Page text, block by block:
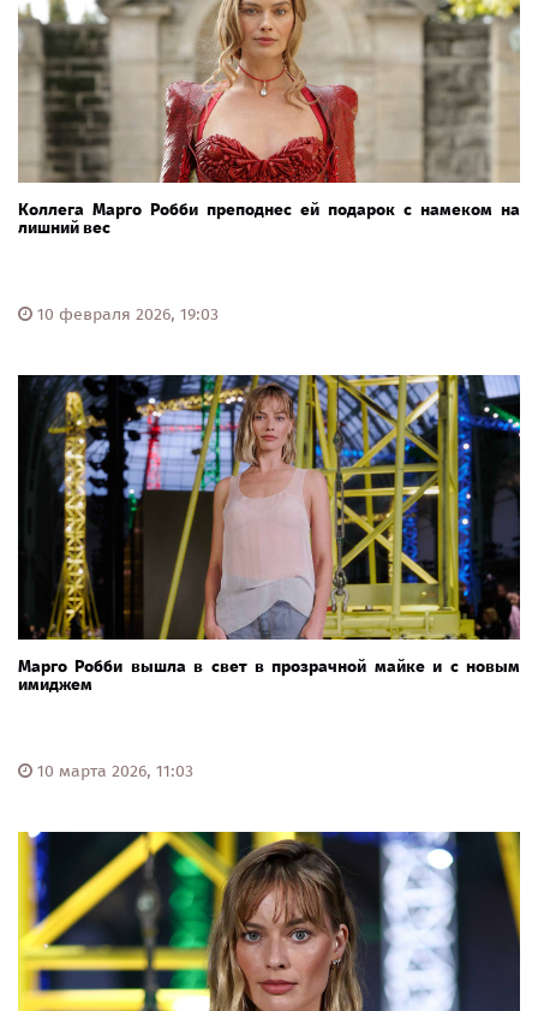
Коллега Марго Робби преподнес ей подарок с намеком на
лишний вес
10 февраля 2026, 19:03
Марго Робби вышла в свет в прозрачной майке и с новым
имиджем
10 марта 2026, 11:03